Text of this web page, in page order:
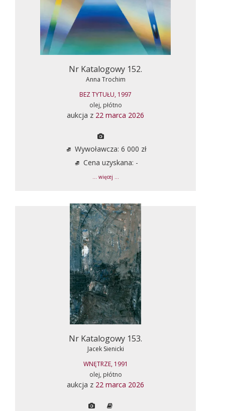
Nr Katalogowy 152.
Anna Trochim
BEZ TYTUŁU, 1997
olej, płótno
aukcja z 22 marca 2026
Wywoławcza: 6 000 zł
Cena uzyskana: -
... więcej ...
Nr Katalogowy 153.
Jacek Sienicki
WNĘTRZE, 1991
olej, płótno
aukcja z 22 marca 2026